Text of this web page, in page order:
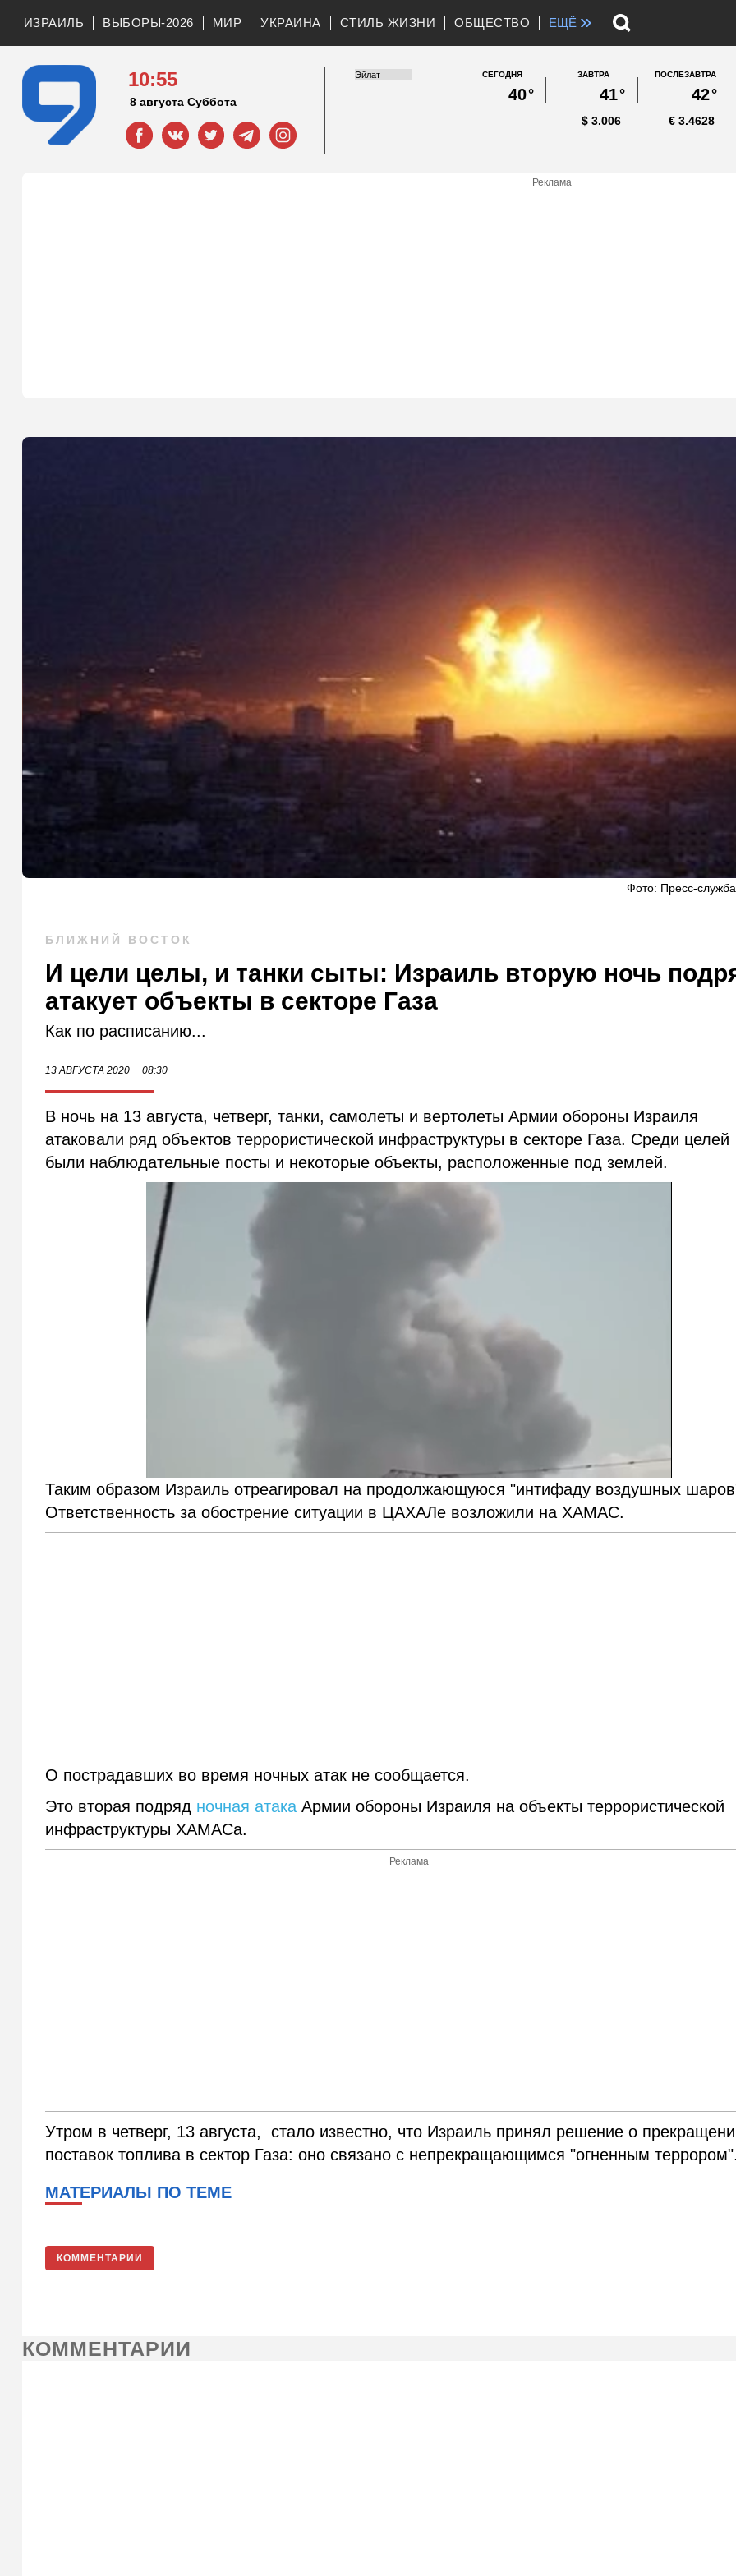
ИЗРАИЛЬ ВЫБОРЫ-2026 МИР УКРАИНА СТИЛЬ ЖИЗНИ ОБЩЕСТВО ЕЩЁ »
10:55
8 августа Суббота
СЕГОДНЯ
40°
ЗАВТРА
41°
ПОСЛЕЗАВТРА
42°
3.006
$ 3.4628
€
Реклама
Фото: Пресс-
БЛИЖНИЙ ВОСТОК
И цели целы, и танки сыты: Израиль вторую ночь
атакует объекты в секторе Газа
Как по расписанию...
13 АВГУСТА 2020 08:30
В ночь на 13 августа, четверг, танки, самолеты и вертолеты Армии обороны Израиля
атаковали ряд объектов террористической инфраструктуры в секторе Газа. Среди целей
были наблюдательные посты и некоторые объекты, расположенные под землей.
Таким образом Израиль отреагировал на продолжающуюся "интифаду воздушных
Ответственность за обострение ситуации в ЦАХАЛе возложили на ХАМАС.
О пострадавших во время ночных атак не сообщается.
Это вторая подряд ночная атака Армии обороны Израиля на объекты террористической
инфраструктуры ХАМАСа.
Реклама
Утром в четверг, 13 августа, стало известно, что Израиль принял решение о
поставок топлива в сектор Газа: оно связано с непрекращающимся "огненным террором".
МАТЕРИАЛЫ ПО ТЕМЕ
КОММЕНТАРИИ
КОММЕНТАРИИ